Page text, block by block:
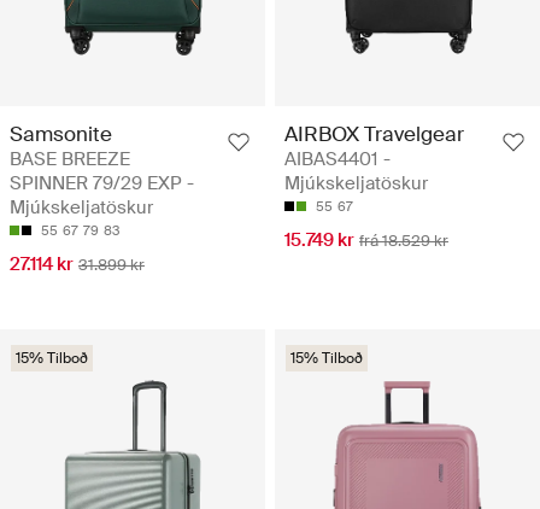
Samsonite
BASE BREEZE
SPINNER 79/29 EXP -
Mjúkskeljatöskur
55 67 79 83
27.114 kr 31.899 kr
AIRBOX Travelgear
AIBAS4401 -
Mjúkskeljatöskur
55 67
15.749 kr frá 18.529 kr
15% Tilboð 15% Tilboð